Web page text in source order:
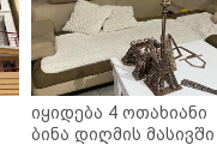
იყიდება 4 ოთახიანი
ბინა დიღმის მასივში